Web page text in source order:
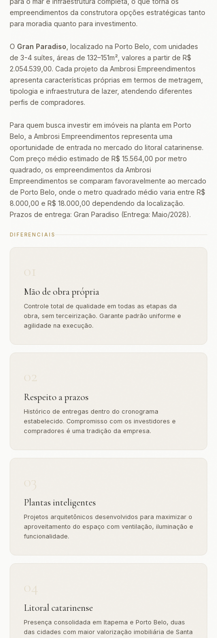
empreendimentos da construtora opções estratégicas tanto
para moradia quanto para investimento.
O Gran Paradiso , localizado na Porto Belo, com unidades
de 3-4 suítes, áreas de 132–151m², valores a partir de R$
2.054.539,00. Cada projeto da Ambrosi Empreendimentos
apresenta características próprias em termos de metragem,
tipologia e infraestrutura de lazer, atendendo diferentes
perfis de compradores.
Para quem busca investir em imóveis na planta em Porto
Belo, a Ambrosi Empreendimentos representa uma
oportunidade de entrada no mercado do litoral catarinense.
Com preço médio estimado de R$ 15.564,00 por metro
quadrado, os empreendimentos da Ambrosi
Empreendimentos se comparam favoravelmente ao mercado
de Porto Belo, onde o metro quadrado médio varia entre R$
8.000,00 e R$ 18.000,00 dependendo da localização.
Prazos de entrega: Gran Paradiso (Entrega: Maio/2028).
DIFERENCIAIS
01
Mão de obra própria
Controle total de qualidade em todas as etapas da
obra, sem terceirização. Garante padrão uniforme e
agilidade na execução.
02
Respeito a prazos
Histórico de entregas dentro do cronograma
estabelecido. Compromisso com os investidores e
compradores é uma tradição da empresa.
03
Plantas inteligentes
Projetos arquitetônicos desenvolvidos para maximizar o
aproveitamento do espaço com ventilação, iluminação e
funcionalidade.
04
Litoral catarinense
Presença consolidada em Itapema e Porto Belo, duas
das cidades com maior valorização imobiliária de Santa